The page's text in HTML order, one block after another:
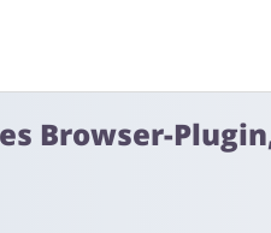
Browser-